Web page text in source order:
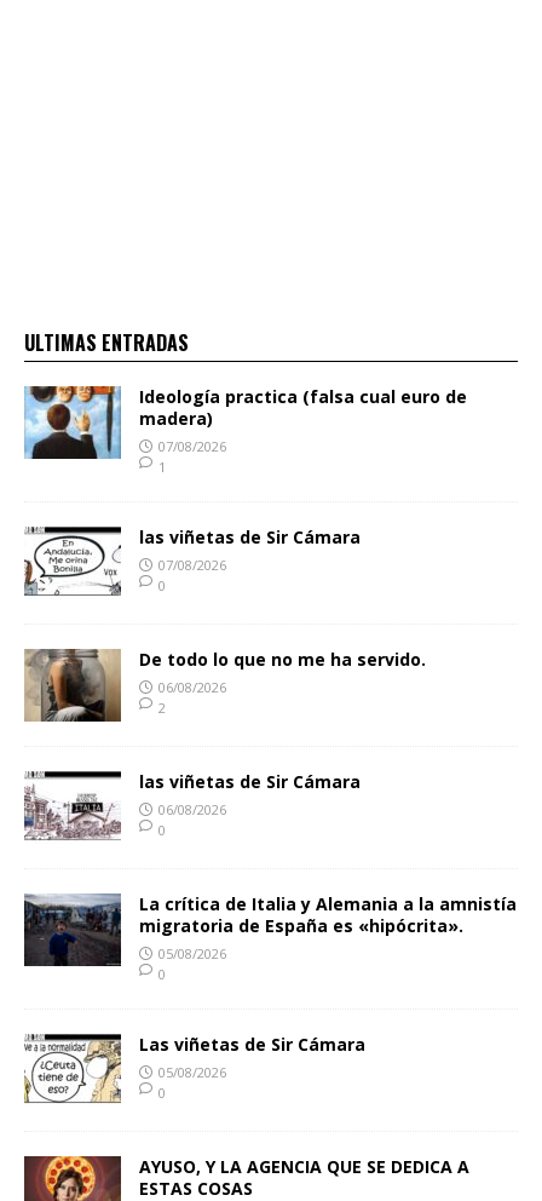
ULTIMAS ENTRADAS
Ideología practica (falsa cual euro de
madera)
07/08/2026
1
las viñetas de Sir Cámara
07/08/2026
0
De todo lo que no me ha servido.
06/08/2026
2
las viñetas de Sir Cámara
06/08/2026
0
La crítica de Italia y Alemania a la amnistía
migratoria de España es «hipócrita».
05/08/2026
0
Las viñetas de Sir Cámara
05/08/2026
0
AYUSO, Y LA AGENCIA QUE SE DEDICA A
ESTAS COSAS